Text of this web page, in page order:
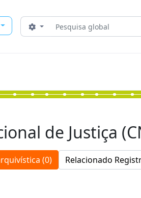
Buscar
Opções de busca
de Justiça
(0) Relacionado